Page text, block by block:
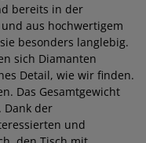
bereits in der
aus hochwertigem
besonders langlebig.
sich Diamanten
Detail, wie wir finden.
Das Gesamtgewicht
Dank der
und